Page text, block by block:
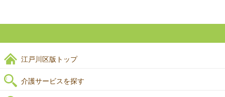
江戸川区版トップ
介護サービスを探す